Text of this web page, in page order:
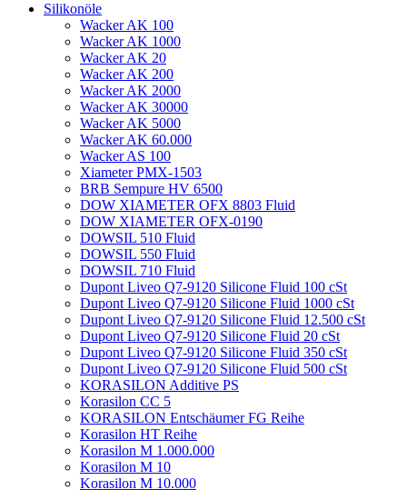
Silikonöle
Wacker AK 100
Wacker AK 1000
Wacker AK 20
Wacker AK 200
Wacker AK 2000
Wacker AK 30000
Wacker AK 5000
Wacker AK 60.000
Wacker AS 100
Xiameter PMX-1503
BRB Sempure HV 6500
DOW XIAMETER OFX 8803 Fluid
DOW XIAMETER OFX-0190
DOWSIL 510 Fluid
DOWSIL 550 Fluid
DOWSIL 710 Fluid
Dupont Liveo Q7-9120 Silicone Fluid 100 cSt
Dupont Liveo Q7-9120 Silicone Fluid 1000 cSt
Dupont Liveo Q7-9120 Silicone Fluid 12.500 cSt
Dupont Liveo Q7-9120 Silicone Fluid 20 cSt
Dupont Liveo Q7-9120 Silicone Fluid 350 cSt
Dupont Liveo Q7-9120 Silicone Fluid 500 cSt
KORASILON Additive PS
Korasilon CC 5
KORASILON Entschäumer FG Reihe
Korasilon HT Reihe
Korasilon M 1.000.000
Korasilon M 10
Korasilon M 10.000